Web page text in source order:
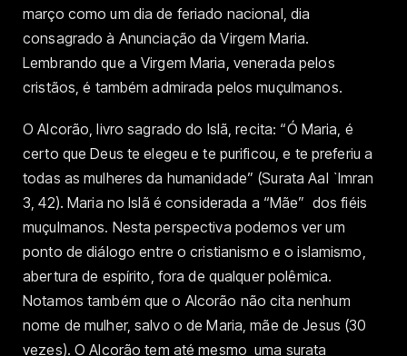
março como um dia de feriado nacional, dia
consagrado à Anunciação da Virgem Maria.
Lembrando que a Virgem Maria, venerada pelos
cristãos, é também admirada pelos muçulmanos.
O Alcorão, livro sagrado do Islã, recita: “Ó Maria, é
certo que Deus te elegeu e te purificou, e te preferiu a
todas as mulheres da humanidade” (Surata Aal `Imran
3, 42). Maria no Islã é considerada a “Mãe” dos fiéis
muçulmanos. Nesta perspectiva podemos ver um
ponto de diálogo entre o cristianismo e o islamismo,
abertura de espírito, fora de qualquer polêmica.
Notamos também que o Alcorão não cita nenhum
nome de mulher, salvo o de Maria, mãe de Jesus (30
vezes). O Alcorão tem até mesmo uma surata